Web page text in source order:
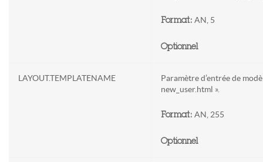
Format: AN, 5
Optionnel
LAYOUT.TEMPLATENAME
Paramètre d’entrée de
new_user.html ».
Format: AN, 255
Optionnel